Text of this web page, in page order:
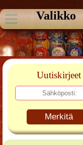
Valikko
Uutiskirjeet
Merkitä